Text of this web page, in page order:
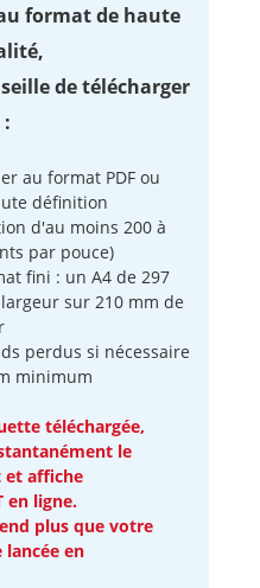
format de haute
de télécharger
:
au format PDF ou
définition
d'au moins 200 à
par pouce)
fini : un A4 de 297
sur 210 mm de
perdus si nécessaire
minimum
téléchargée,
le
et affiche
en ligne.
plus que votre
en